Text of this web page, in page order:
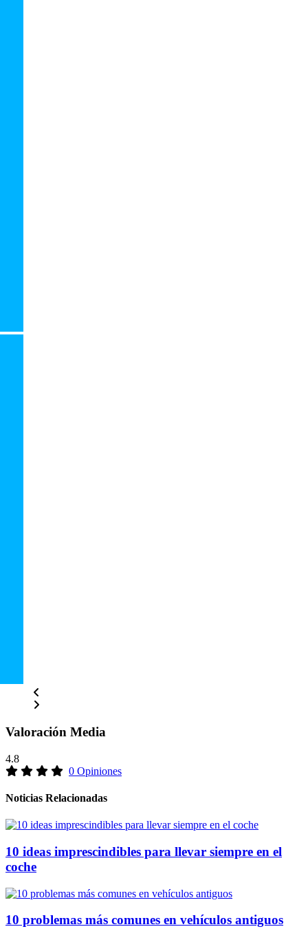
Valoración Media
4.8
0 Opiniones
Noticias Relacionadas
10 ideas imprescindibles para llevar siempre en el
coche
10 problemas más comunes en vehículos antiguos